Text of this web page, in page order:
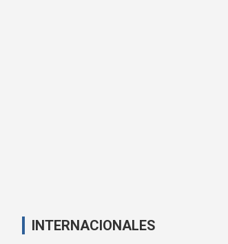
INTERNACIONALES